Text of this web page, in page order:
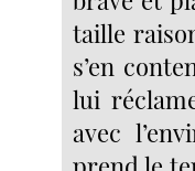
taille
s’en
lui
avec